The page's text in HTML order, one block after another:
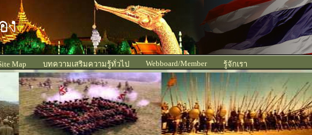
Map บทความเสริมความรู้ทั่วไป Webboard/Member รู้จักเรา